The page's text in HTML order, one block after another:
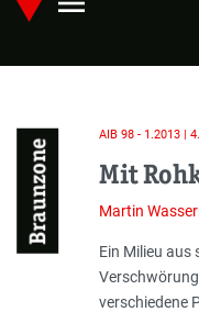
Skip
main
Braunzone
AIB 98 - 1.2013 |
Mit
Martin
Einleitung
Ein Milieu aus
verschiedene